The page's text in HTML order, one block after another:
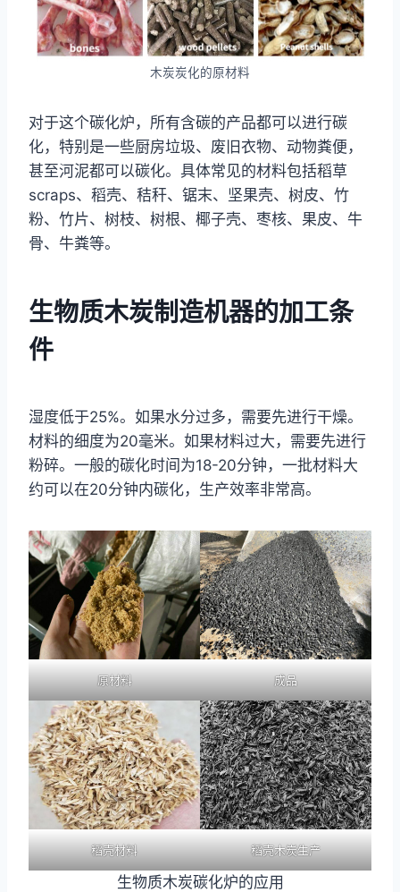
木炭炭化的原材料
对于这个碳化炉，所有含碳的产品都可以进行碳
化，特别是一些厨房垃圾、废旧衣物、动物粪便，
甚至河泥都可以碳化。具体常见的材料包括稻草
scraps、稻壳、秸秆、锯末、坚果壳、树皮、竹
粉、竹片、树枝、树根、椰子壳、枣核、果皮、牛
骨、牛粪等。
生物质木炭制造机器的加工条
件
湿度低于25%。如果水分过多，需要先进行干燥。
材料的细度为20毫米。如果材料过大，需要先进行
粉碎。一般的碳化时间为18-20分钟，一批材料大
约可以在20分钟内碳化，生产效率非常高。
原材料 成品
稻壳材料 稻壳木炭生产
生物质木炭碳化炉的应用